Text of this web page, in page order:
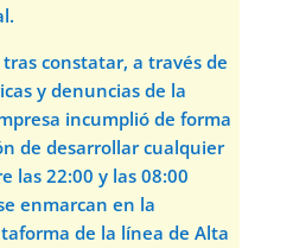
constatar, a través de
y denuncias de la
incumplió de forma
de desarrollar cualquier
las 22:00 y las 08:00
enmarcan en la
de la línea de Alta